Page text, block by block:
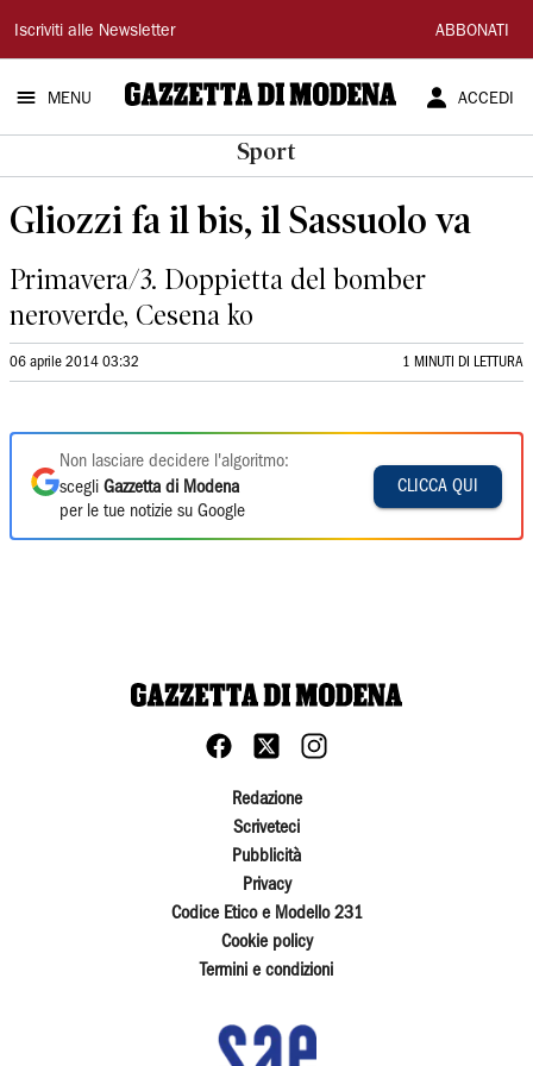
Gazzetta
di
Modena
Iscriviti alle Newsletter ABBONATI
MENU ACCEDI
Sport
Gliozzi fa il bis, il Sassuolo va
Primavera/3. Doppietta del bomber
neroverde, Cesena ko
06 aprile 2014 03:32 1 MINUTI DI LETTURA
Non lasciare decidere l'algoritmo:
scegli Gazzetta di Modena
per le tue notizie su Google
CLICCA QUI
Redazione
Scriveteci
Pubblicità
Privacy
Codice Etico e Modello 231
Cookie policy
Termini e condizioni